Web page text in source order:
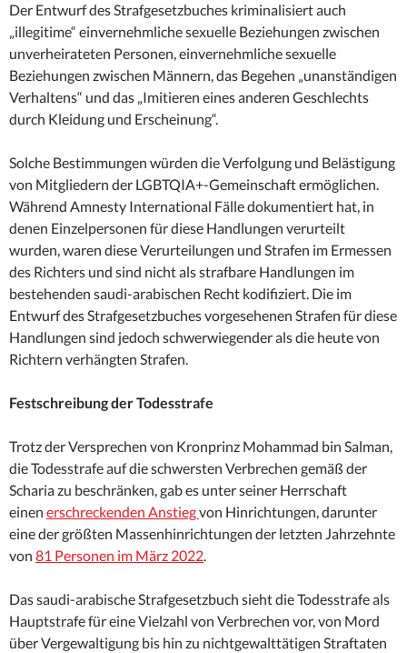
Der Entwurf des Strafgesetzbuches kriminalisiert auch
„illegitime“ einvernehmliche sexuelle Beziehungen zwischen
unverheirateten Personen, einvernehmliche sexuelle
Beziehungen zwischen Männern, das Begehen „unanständigen
Verhaltens“ und das „Imitieren eines anderen Geschlechts
durch Kleidung und Erscheinung“.
Solche Bestimmungen würden die Verfolgung und Belästigung
von Mitgliedern der LGBTQIA+-Gemeinschaft ermöglichen.
Während Amnesty International Fälle dokumentiert hat, in
denen Einzelpersonen für diese Handlungen verurteilt
wurden, waren diese Verurteilungen und Strafen im Ermessen
des Richters und sind nicht als strafbare Handlungen im
bestehenden saudi-arabischen Recht kodifiziert. Die im
Entwurf des Strafgesetzbuches vorgesehenen Strafen für diese
Handlungen sind jedoch schwerwiegender als die heute von
Richtern verhängten Strafen.
Festschreibung der Todesstrafe
Trotz der Versprechen von Kronprinz Mohammad bin Salman,
die Todesstrafe auf die schwersten Verbrechen gemäß der
Scharia zu beschränken, gab es unter seiner Herrschaft
einen erschreckenden Anstiegvon Hinrichtungen, darunter
eine der größten Massenhinrichtungen der letzten Jahrzehnte
von 81 Personen im März 2022.
Das saudi-arabische Strafgesetzbuch sieht die Todesstrafe als
Hauptstrafe für eine Vielzahl von Verbrechen vor, von Mord
über Vergewaltigung bis hin zu nichtgewalttätigen Straftaten